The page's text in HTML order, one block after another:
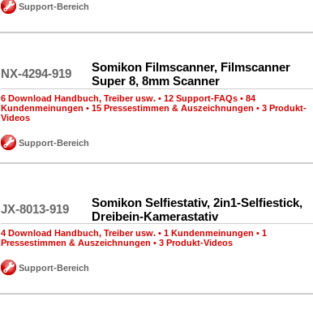
Support-Bereich
NX-4294-919
Somikon Filmscanner, Filmscanner
Super 8, 8mm Scanner
6 Download Handbuch, Treiber usw. • 12 Support-FAQs • 84
Kundenmeinungen • 15 Pressestimmen & Auszeichnungen • 3 Produkt-
Videos
Support-Bereich
JX-8013-919
Somikon Selfiestativ, 2in1-Selfiestick,
Dreibein-Kamerastativ
4 Download Handbuch, Treiber usw. • 1 Kundenmeinungen • 1
Pressestimmen & Auszeichnungen • 3 Produkt-Videos
Support-Bereich